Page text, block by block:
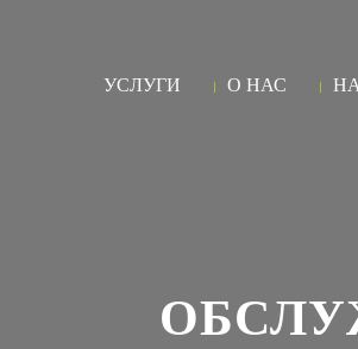
УСЛУГИ О НАС